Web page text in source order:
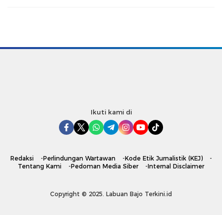
Ikuti kami di
Redaksi Perlindungan Wartawan
Kode Etik Jurnalistik (KEJ)
Tentang Kami
Pedoman Media Siber Internal Disclaimer
Copyright © 2025. Labuan Bajo Terkini.id